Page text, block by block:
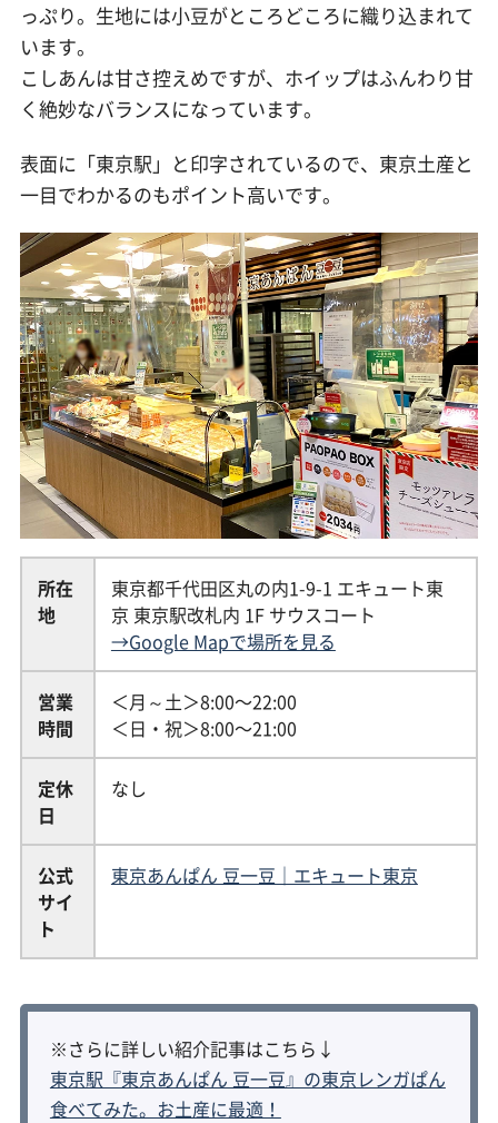
っぷり。生地には小豆がところどころに織り込まれて
います。
こしあんは甘さ控えめですが、ホイップはふんわり甘
く絶妙なバランスになっています。
表面に「東京駅」と印字されているので、東京土産と
一目でわかるのもポイント高いです。
所在
地
東京都千代田区丸の内1-9-1 エキュート東
京 東京駅改札内 1F サウスコート
→Google Mapで場所を見る
営業
時間
＜月～土＞8:00〜22:00
＜日・祝＞8:00〜21:00
定休
日
なし
公式
サイ
ト
東京あんぱん 豆一豆｜エキュート東京
※さらに詳しい紹介記事はこちら↓
東京駅『東京あんぱん 豆一豆』の東京レンガぱん
食べてみた。お土産に最適！